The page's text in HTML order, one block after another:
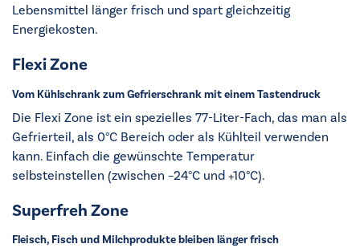
Lebensmittel länger frisch und spart gleichzeitig
Energiekosten.
Flexi Zone
Vom Kühlschrank zum Gefrierschrank mit einem Tastendruck
Die Flexi Zone ist ein spezielles 77-Liter-Fach, das man als
Gefrierteil, als 0°C Bereich oder als Kühlteil verwenden
kann. Einfach die gewünschte Temperatur
selbsteinstellen (zwischen –24°C und +10°C).
Superfreh Zone
Fleisch, Fisch und Milchprodukte bleiben länger frisch